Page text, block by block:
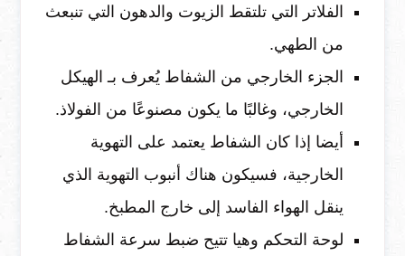
الفلاتر التي تلتقط الزيوت والدهون التي تنبعث
من الطهي.
الجزء الخارجي من الشفاط يُعرف بـ الهيكل
الخارجي، وغالبًا ما يكون مصنوعًا من الفولاذ.
أيضا إذا كان الشفاط يعتمد على التهوية
الخارجية، فسيكون هناك أنبوب التهوية الذي
ينقل الهواء الفاسد إلى خارج المطبخ.
لوحة التحكم وهيا تتيح ضبط سرعة الشفاط